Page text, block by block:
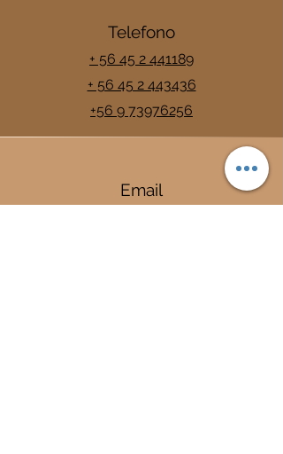
Telefono
+ 56 45 2 441189
+ 56 45 2 443436
+56 9 73976256
Email